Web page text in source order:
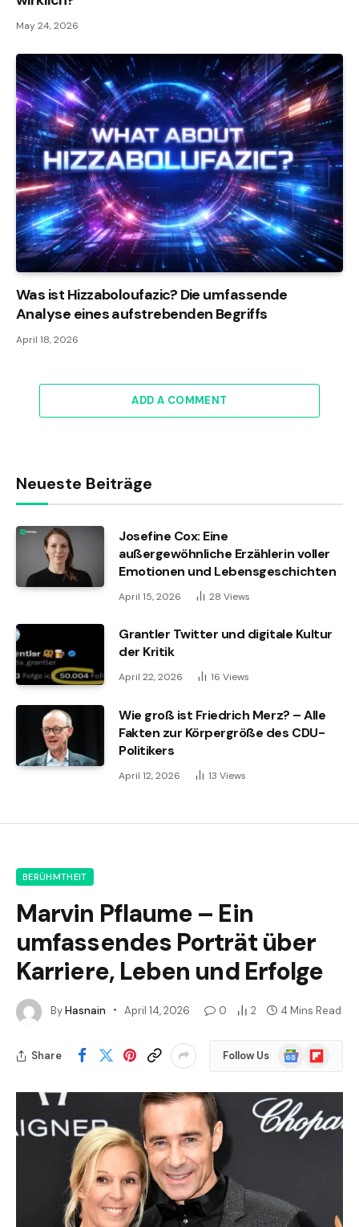
May 24, 2026
Was ist Hizzaboloufazic? Die umfassende
Analyse eines aufstrebenden Begriffs
April 18, 2026
ADD A COMMENT
Neueste Beiträge
Josefine Cox: Eine
außergewöhnliche Erzählerin voller
Emotionen und Lebensgeschichten
April 15, 2026 28 Views
Grantler Twitter und digitale Kultur
der Kritik
April 22, 2026 16 Views
Wie groß ist Friedrich Merz? – Alle
Fakten zur Körpergröße des CDU-
Politikers
April 12, 2026 13 Views
BERÜHMTHEIT
Marvin Pflaume – Ein
umfassendes Porträt über
Karriere, Leben und Erfolge
ByHasnain April 14, 2026 0 2 4 Mins Read
Share Follow Us
Google
News
Flipboard